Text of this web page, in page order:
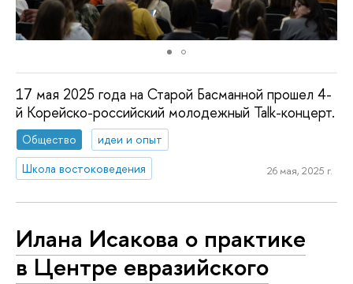
17 мая 2025 года на Старой Басманной прошел 4-
й Корейско-российский молодежный Talk-концерт.
Общество
идеи и опыт
Школа востоковедения
26 мая, 2025 г.
Илана Исакова о практике
в Центре евразийского